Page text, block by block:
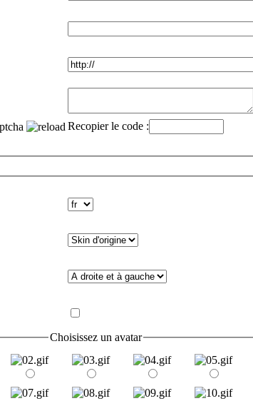
Recopier le code :
Choisissez un avatar